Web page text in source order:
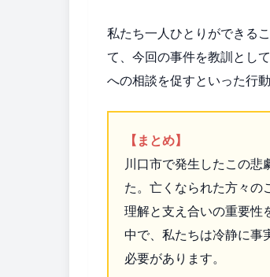
私たち一人ひとりができる
て、今回の事件を教訓とし
への相談を促すといった行
【まとめ】
川口市で発生したこの悲
た。亡くなられた方々の
理解と支え合いの重要性
中で、私たちは冷静に事
必要があります。